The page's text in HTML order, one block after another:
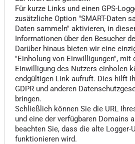
Für kurze Links und einen GPS-
zusätzliche Option "SMART-Daten
Daten sammeln" aktivieren, in
Informationen über den Besucher
Darüber hinaus bieten wir eine
"Einholung von Einwilligungen", mit
Einwilligung des Nutzers einholen
endgültigen Link aufruft. Dies hilft
GDPR und anderen
bringen.
Schließlich können Sie die URL
und eine der verfügbaren Domains
beachten Sie, dass die alte Logger-
funktionieren wird.